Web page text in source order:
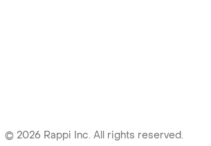
© 2026 Rappi Inc. All rights reserved.